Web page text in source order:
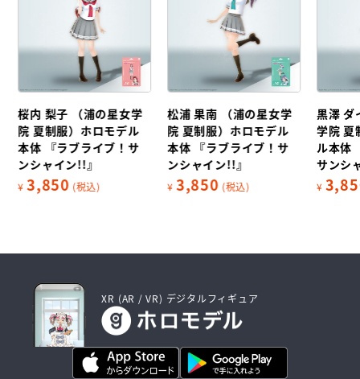
松浦 果南 （浦の星女学
院 夏制服）ホロモデル
本体 『ラブライブ！サ
ンシャイン!!』
¥ 3,850 (税込)
黒澤 ダイヤ （浦の星女
学院 夏制服）ホロモデ
ル本体 『ラブライブ！
サンシャイン!!』
¥ 3,850 (税込)
渡辺 曜
夏制服
『ラブ
イン!!
¥
XR (AR / VR) デジタルフィギュア